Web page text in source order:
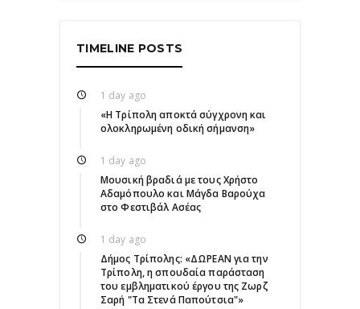
TIMELINE POSTS
1 day ago
«Η Τρίπολη αποκτά σύγχρονη και
ολοκληρωμένη οδική σήμανση»
1 day ago
Μουσική βραδιά με τους Χρήστο
Αδαμόπουλο και Μάγδα Βαρούχα
στο Φεστιβάλ Ασέας
1 day ago
Δήμος Τρίπολης: «ΔΩΡΕΑΝ για την
Τρίπολη, η σπουδαία παράσταση
του εμβληματικού έργου της Ζωρζ
Σαρή "Τα Στενά Παπούτσια"»